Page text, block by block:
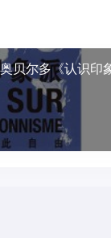
贝尔多《认识印